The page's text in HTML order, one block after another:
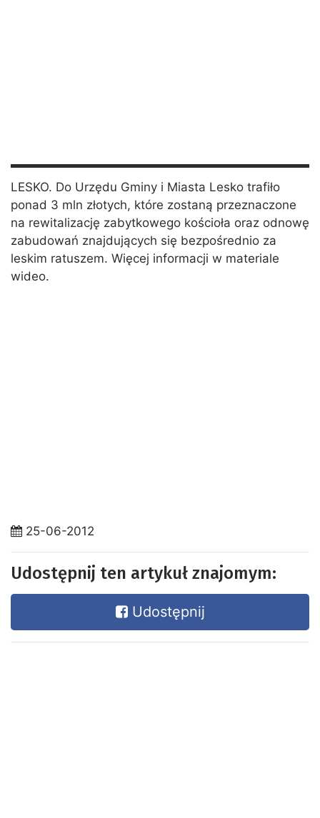
LESKO. Do Urzędu Gminy i Miasta Lesko trafiło
ponad 3 mln złotych, które zostaną przeznaczone
na rewitalizację zabytkowego kościoła oraz odnowę
zabudowań znajdujących się bezpośrednio za
leskim ratuszem. Więcej informacji w materiale
wideo.
25-06-2012
Udostępnij ten artykuł znajomym:
Udostępnij